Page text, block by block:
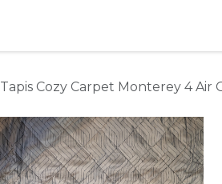
Tapis Cozy Carpet Monterey 4 Air